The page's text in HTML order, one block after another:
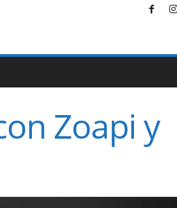
Zoapi y